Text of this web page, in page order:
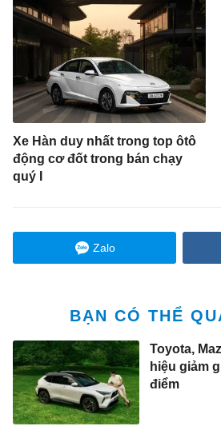
Xe Hàn duy nhất trong top ôtô
động cơ đốt trong bán chạy
quý I
Zalo
BẠN CÓ THỂ
Toyota,
hiệu giảm
điểm